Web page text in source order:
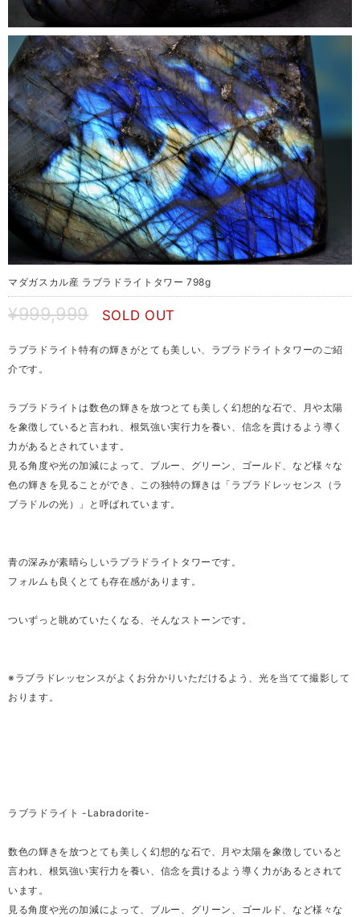
マダガスカル産 ラブラドライトタワー 798g
¥999,999 SOLD OUT
ラブラドライト特有の輝きがとても美しい、ラブラドライトタワーのご紹
介です。
ラブラドライトは数色の輝きを放つとても美しく幻想的な石で、月や太陽
を象徴していると言われ、根気強い実行力を養い、信念を貫けるよう導く
力があるとされています。
見る角度や光の加減によって、ブルー、グリーン、ゴールド、など様々な
色の輝きを見ることができ、この独特の輝きは「ラブラドレッセンス（ラ
ブラドルの光）」と呼ばれています。
青の深みが素晴らしいラブラドライトタワーです。
フォルムも良くとても存在感があります。
ついずっと眺めていたくなる、そんなストーンです。
※ラブラドレッセンスがよくお分かりいただけるよう、光を当てて撮影して
おります。
ラブラドライト -Labradorite-
数色の輝きを放つとても美しく幻想的な石で、月や太陽を象徴していると
言われ、根気強い実行力を養い、信念を貫けるよう導く力があるとされて
います。
見る角度や光の加減によって、ブルー、グリーン、ゴールド、など様々な